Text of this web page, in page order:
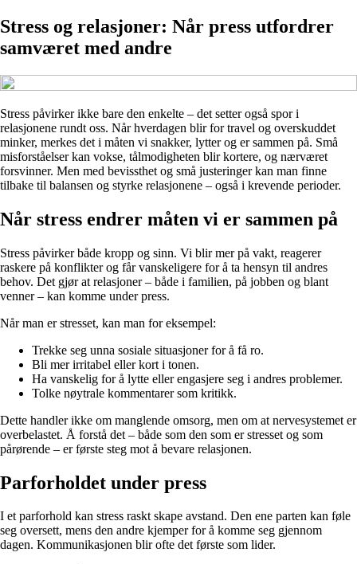
Stress og relasjoner: Når press utfordrer
samværet med andre
Stress påvirker ikke bare den enkelte – det setter også spor i
relasjonene rundt oss. Når hverdagen blir for travel og overskuddet
minker, merkes det i måten vi snakker, lytter og er sammen på. Små
misforståelser kan vokse, tålmodigheten blir kortere, og nærværet
forsvinner. Men med bevissthet og små justeringer kan man finne
tilbake til balansen og styrke relasjonene – også i krevende perioder.
Når stress endrer måten vi er sammen på
Stress påvirker både kropp og sinn. Vi blir mer på vakt, reagerer
raskere på konflikter og får vanskeligere for å ta hensyn til andres
behov. Det gjør at relasjoner – både i familien, på jobben og blant
venner – kan komme under press.
Når man er stresset, kan man for eksempel:
Trekke seg unna sosiale situasjoner for å få ro.
Bli mer irritabel eller kort i tonen.
Ha vanskelig for å lytte eller engasjere seg i andres problemer.
Tolke nøytrale kommentarer som kritikk.
Dette handler ikke om manglende omsorg, men om at nervesystemet er
overbelastet. Å forstå det – både som den som er stresset og som
pårørende – er første steg mot å bevare relasjonen.
Parforholdet under press
I et parforhold kan stress raskt skape avstand. Den ene parten kan føle
seg oversett, mens den andre kjemper for å komme seg gjennom
dagen. Kommunikasjonen blir ofte det første som lider.